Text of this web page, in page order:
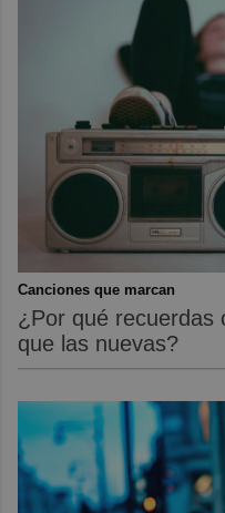
Canciones que marcan
¿Por qué recuerdas
que las nuevas?